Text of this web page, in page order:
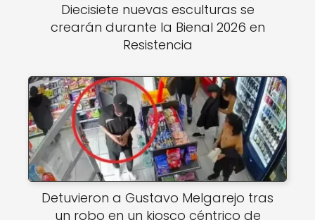
Diecisiete nuevas esculturas se
crearán durante la Bienal 2026 en
Resistencia
Detuvieron a Gustavo Melgarejo tras
un robo en un kiosco céntrico de